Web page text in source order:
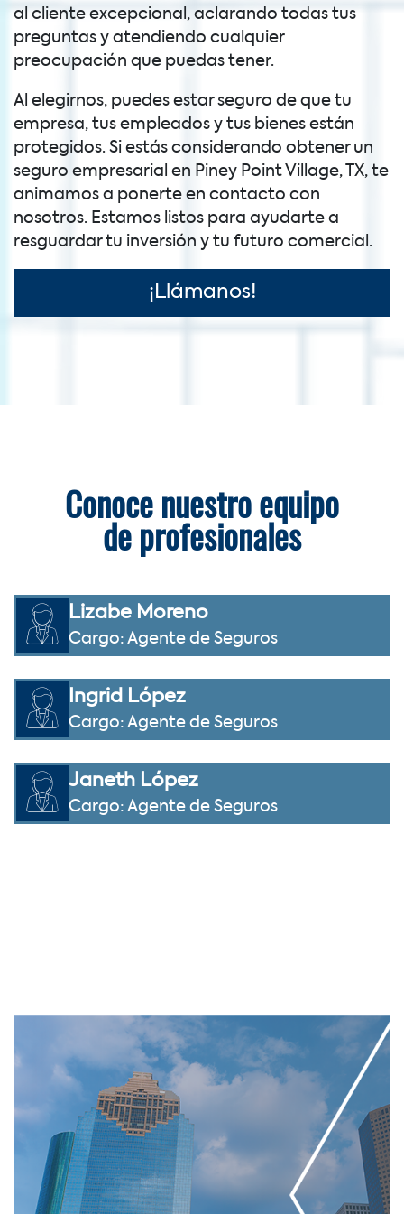
al cliente excepcional, aclarando todas tus
preguntas y atendiendo cualquier
preocupación que puedas tener.
Al elegirnos, puedes estar seguro de que tu
empresa, tus empleados y tus bienes están
protegidos. Si estás considerando obtener un
seguro empresarial en Piney Point Village, TX, te
animamos a ponerte en contacto con
nosotros. Estamos listos para ayudarte a
resguardar tu inversión y tu futuro comercial.
¡Llámanos!
Conoce nuestro equipo
de profesionales
Lizabe Moreno
Cargo: Agente de Seguros
Ingrid López
Cargo: Agente de Seguros
Janeth López
Cargo: Agente de Seguros